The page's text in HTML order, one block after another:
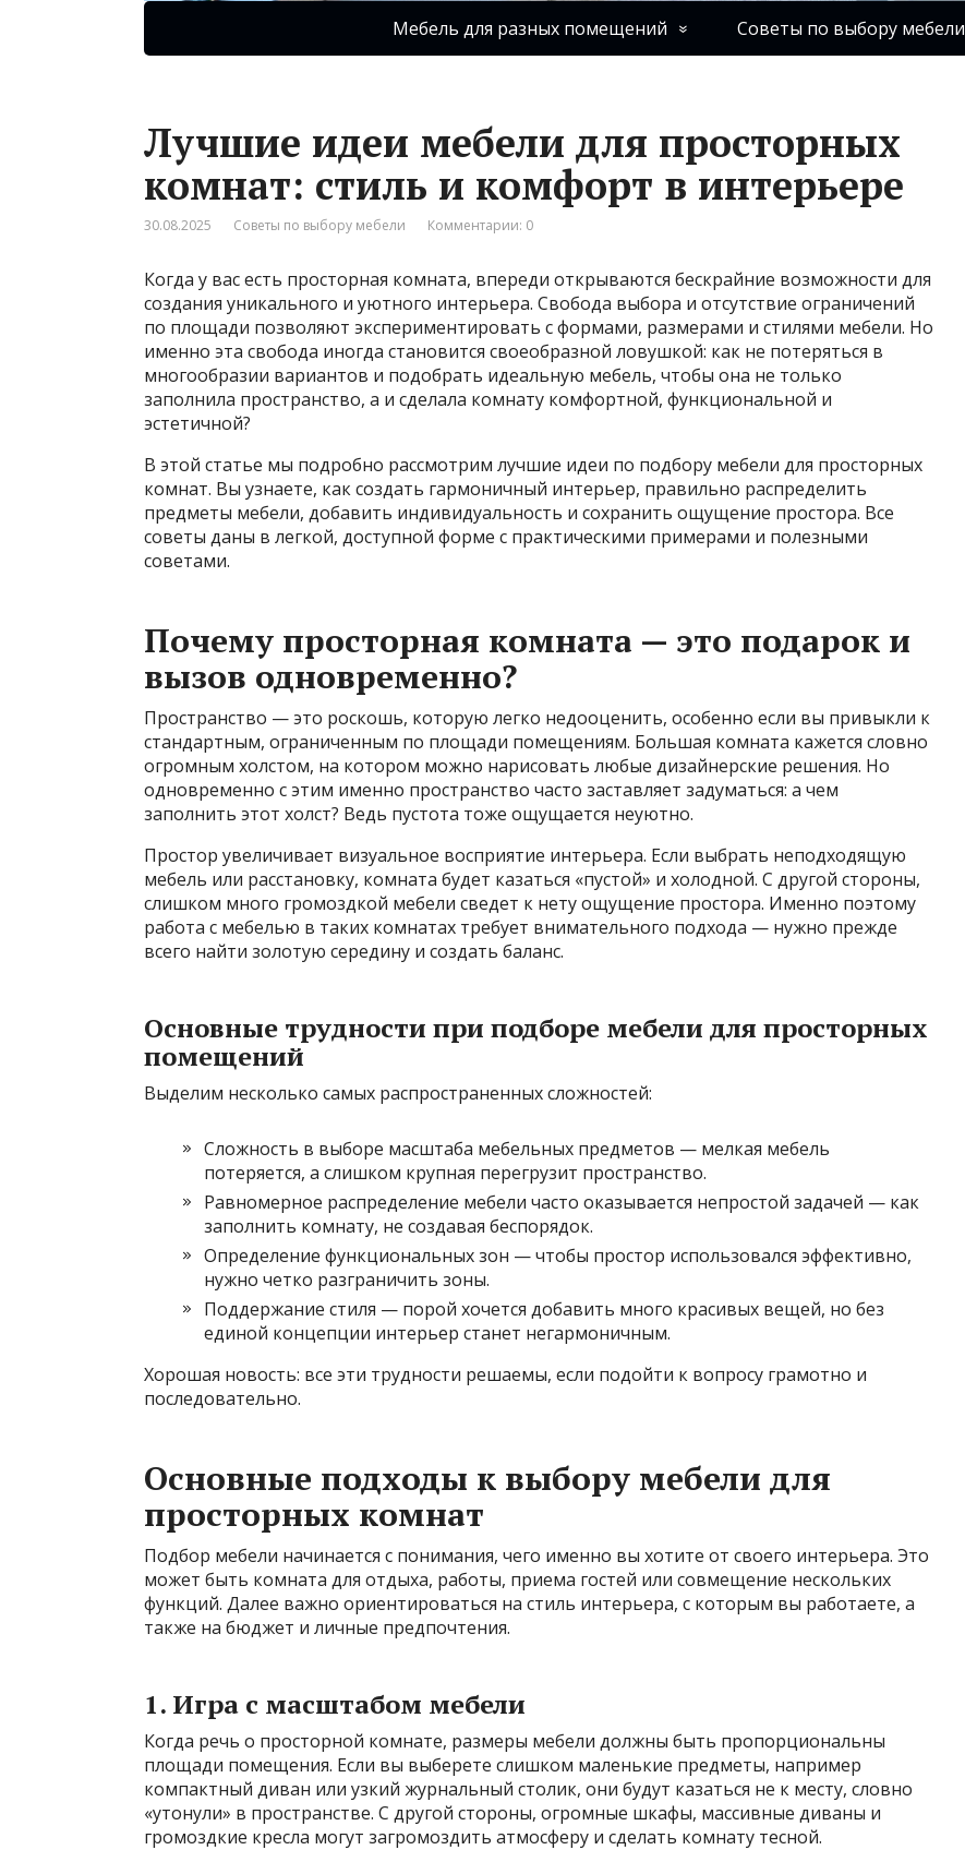
Мебель для разных помещений Советы по выбору мебели
Лучшие идеи мебели для просторных
комнат: стиль и комфорт в интерьере
30.08.2025 Советы по выбору мебели Комментарии: 0
Когда у вас есть просторная комната, впереди открываются бескрайние возможности для
создания уникального и уютного интерьера. Свобода выбора и отсутствие ограничений
по площади позволяют экспериментировать с формами, размерами и стилями мебели. Но
именно эта свобода иногда становится своеобразной ловушкой: как не потеряться в
многообразии вариантов и подобрать идеальную мебель, чтобы она не только
заполнила пространство, а и сделала комнату комфортной, функциональной и
эстетичной?
В этой статье мы подробно рассмотрим лучшие идеи по подбору мебели для просторных
комнат. Вы узнаете, как создать гармоничный интерьер, правильно распределить
предметы мебели, добавить индивидуальность и сохранить ощущение простора. Все
советы даны в легкой, доступной форме с практическими примерами и полезными
советами.
Почему просторная комната — это подарок и
вызов одновременно?
Пространство — это роскошь, которую легко недооценить, особенно если вы привыкли к
стандартным, ограниченным по площади помещениям. Большая комната кажется словно
огромным холстом, на котором можно нарисовать любые дизайнерские решения. Но
одновременно с этим именно пространство часто заставляет задуматься: а чем
заполнить этот холст? Ведь пустота тоже ощущается неуютно.
Простор увеличивает визуальное восприятие интерьера. Если выбрать неподходящую
мебель или расстановку, комната будет казаться «пустой» и холодной. С другой стороны,
слишком много громоздкой мебели сведет к нету ощущение простора. Именно поэтому
работа с мебелью в таких комнатах требует внимательного подхода — нужно прежде
всего найти золотую середину и создать баланс.
Основные трудности при подборе мебели для просторных
помещений
Выделим несколько самых распространенных сложностей:
Сложность в выборе масштаба мебельных предметов — мелкая мебель
потеряется, а слишком крупная перегрузит пространство.
Равномерное распределение мебели часто оказывается непростой задачей — как
заполнить комнату, не создавая беспорядок.
Определение функциональных зон — чтобы простор использовался эффективно,
нужно четко разграничить зоны.
Поддержание стиля — порой хочется добавить много красивых вещей, но без
единой концепции интерьер станет негармоничным.
Хорошая новость: все эти трудности решаемы, если подойти к вопросу грамотно и
последовательно.
Основные подходы к выбору мебели для
просторных комнат
Подбор мебели начинается с понимания, чего именно вы хотите от своего интерьера. Это
может быть комната для отдыха, работы, приема гостей или совмещение нескольких
функций. Далее важно ориентироваться на стиль интерьера, с которым вы работаете, а
также на бюджет и личные предпочтения.
1. Игра с масштабом мебели
Когда речь о просторной комнате, размеры мебели должны быть пропорциональны
площади помещения. Если вы выберете слишком маленькие предметы, например
компактный диван или узкий журнальный столик, они будут казаться не к месту, словно
«утонули» в пространстве. С другой стороны, огромные шкафы, массивные диваны и
громоздкие кресла могут загромоздить атмосферу и сделать комнату тесной.